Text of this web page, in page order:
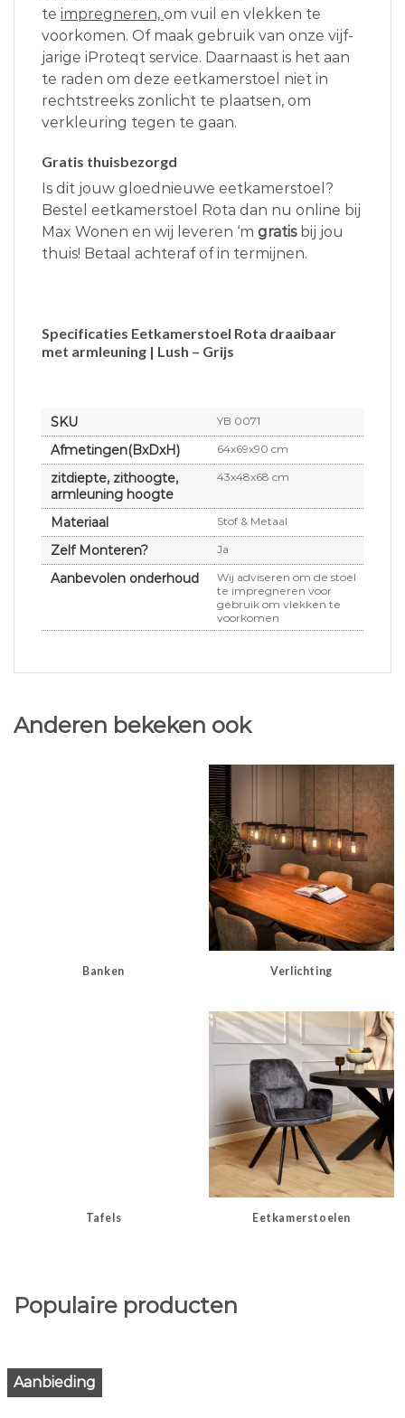
te impregneren, om vuil en vlekken te
voorkomen. Of maak gebruik van onze vijf-
jarige iProteqt service. Daarnaast is het aan
te raden om deze eetkamerstoel niet in
rechtstreeks zonlicht te plaatsen, om
verkleuring tegen te gaan.
Gratis thuisbezorgd
Is dit jouw gloednieuwe eetkamerstoel?
Bestel eetkamerstoel Rota dan nu online bij
Max Wonen en wij leveren ‘m gratisbij jou
thuis! Betaal achteraf of in termijnen.
Specificaties Eetkamerstoel Rota draaibaar
met armleuning | Lush – Grijs
SKU YB 0071
Afmetingen(BxDxH) 64x69x90 cm
zitdiepte, zithoogte,
armleuning hoogte
43x48x68 cm
Materiaal Stof & Metaal
Zelf Monteren? Ja
Aanbevolen onderhoud
Wij adviseren om de stoel
te impregneren voor
gebruik om vlekken te
voorkomen
Anderen bekeken ook
Banken Verlichting
Tafels Eetkamerstoelen
Populaire producten
Aanbieding